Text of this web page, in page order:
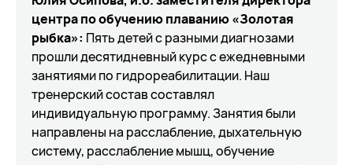
центра по обучению плаванию «Золотая
рыбка»: Пять детей с разными диагнозами
прошли десятидневный курс с ежедневными
занятиями по гидрореабилитации. Наш
тренерский состав составлял
индивидуальную программу. Занятия были
направлены на расслабление, дыхательную
систему, расслабление мышц, обучение